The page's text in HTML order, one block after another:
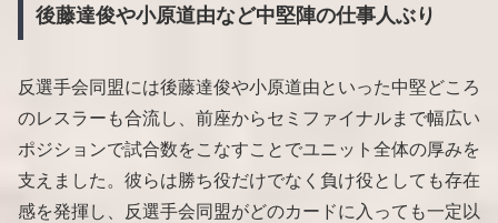
後藤達俊や小原道由など中堅陣の仕事人ぶり
反選手会同盟には後藤達俊や小原道由といった中堅どころ
のレスラーも合流し、前座からセミファイナルまで幅広い
ポジションで試合数をこなすことでユニット全体の厚みを
支えました。彼らは勝ち役だけでなく負け役としても存在
感を発揮し、反選手会同盟がどのカードに入っても一定以